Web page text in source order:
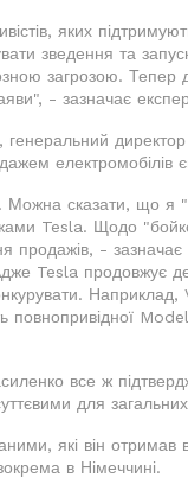
яких
зведення та
загрозою. Тепер
- зазначає
електромобілів
сказати, що я
Tesla. Щодо
продажів, -
Tesla продовжує
все ж
для загальних
які він отримав
в Німеччині.